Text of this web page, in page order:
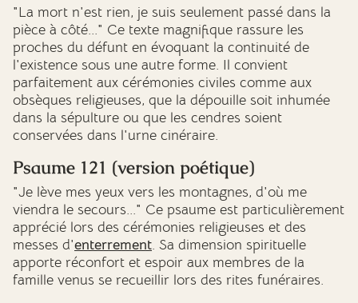
"La mort n'est rien, je suis seulement passé dans la
pièce à côté..." Ce texte magnifique rassure les
proches du défunt en évoquant la continuité de
l'existence sous une autre forme. Il convient
parfaitement aux cérémonies civiles comme aux
obsèques religieuses, que la dépouille soit inhumée
dans la sépulture ou que les cendres soient
conservées dans l'urne cinéraire.
Psaume 121 (version poétique)
"Je lève mes yeux vers les montagnes, d'où me
viendra le secours..." Ce psaume est particulièrement
apprécié lors des cérémonies religieuses et des
messes d'enterrement. Sa dimension spirituelle
apporte réconfort et espoir aux membres de la
famille venus se recueillir lors des rites funéraires.